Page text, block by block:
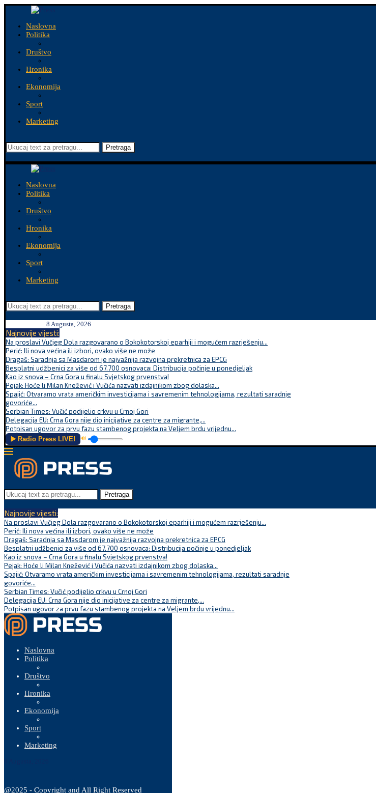
Naslovna
Politika
Društvo
Hronika
Ekonomija
Sport
Marketing
Pretraga
Naslovna
Politika
Društvo
Hronika
Ekonomija
Sport
Marketing
Pretraga
8 Augusta, 2026
Najnovije vijesti:
Na proslavi Vučjeg Dola razgovarano o Bokokotorskoj eparhiji i mogućem razrješenju...
Perić: Ili nova većina ili izbori, ovako više ne može
Dragaš: Saradnja sa Masdarom je najvažnija razvojna prekretnica za EPCG
Besplatni udžbenici za više od 67.700 osnovaca: Distribucija počinje u ponedjeljak
Kao iz snova – Crna Gora u finalu Svjetskog prvenstva!
Pejak: Hoće li Milan Knežević i Vučića nazvati izdajnikom zbog dolaska...
Spajić: Otvaramo vrata američkim investicijama i savremenim tehnologijama, rezultati saradnje
govoriće...
Serbian Times: Vučić podijelio crkvu u Crnoj Gori
Delegacija EU: Crna Gora nije dio inicijative za centre za migrante,...
Potpisan ugovor za prvu fazu stambenog projekta na Veljem brdu vrijednu...
▶️ Radio Press LIVE! 🔊
Pretraga
Najnovije vijesti:
Na proslavi Vučjeg Dola razgovarano o Bokokotorskoj eparhiji i mogućem razrješenju...
Perić: Ili nova većina ili izbori, ovako više ne može
Dragaš: Saradnja sa Masdarom je najvažnija razvojna prekretnica za EPCG
Besplatni udžbenici za više od 67.700 osnovaca: Distribucija počinje u ponedjeljak
Kao iz snova – Crna Gora u finalu Svjetskog prvenstva!
Pejak: Hoće li Milan Knežević i Vučića nazvati izdajnikom zbog dolaska...
Spajić: Otvaramo vrata američkim investicijama i savremenim tehnologijama, rezultati saradnje
govoriće...
Serbian Times: Vučić podijelio crkvu u Crnoj Gori
Delegacija EU: Crna Gora nije dio inicijative za centre za migrante,...
Potpisan ugovor za prvu fazu stambenog projekta na Veljem brdu vrijednu...
Naslovna
Politika
Društvo
Hronika
Ekonomija
Sport
Marketing
@2025 - Copyright and All Right Reserved